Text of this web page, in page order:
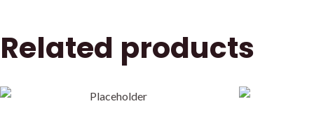
Related products